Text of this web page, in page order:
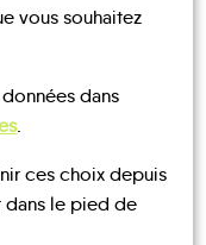
TRANSPORTS
À LA
DEMANDE
vous souhaitez
dans
.
ces choix depuis
le pied de